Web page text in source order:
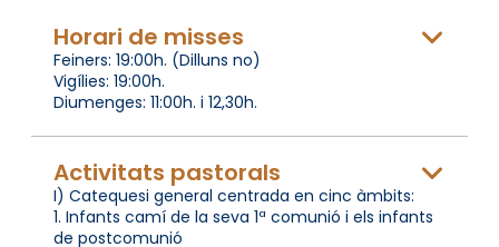
Horari de misses
Feiners: 19:00h. (Dilluns no)
Vigílies: 19:00h.
Diumenges: 11:00h. i 12,30h.
Activitats pastorals
I) Catequesi general centrada en cinc àmbits:
1. Infants camí de la seva 1ª comunió i els infants
de postcomunió